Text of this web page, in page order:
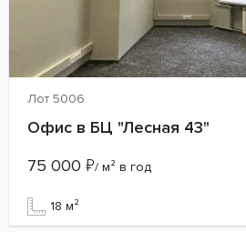
Лот 5006
Офис в БЦ "Лесная 43"
75 000 ₽/ м² в год
18 м²